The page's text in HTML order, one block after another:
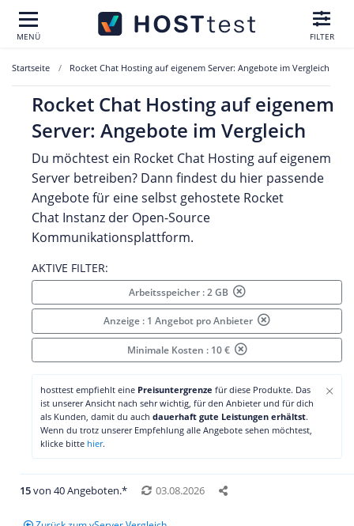
MENÜ FILTER
Startseite Rocket Chat Hosting auf eigenem Server: Angebote im Vergleich
Rocket Chat Hosting auf eigenem
Server: Angebote im Vergleich
Du möchtest ein Rocket Chat Hosting auf eigenem
Server betreiben? Dann findest du hier passende
Angebote für eine selbst gehostete Rocket
Chat Instanz der Open-Source
Kommunikationsplattform.
AKTIVE FILTER:
Arbeitsspeicher : 2 GB
Anzeige : 1 Angebot pro Anbieter
Minimale Kosten : 10 €
×
hosttest empfiehlt eine Preisuntergrenze für diese Produkte. Das
ist unserer Ansicht nach sehr wichtig, für den Anbieter und für dich
als Kunden, damit du auch dauerhaft gute Leistungen erhältst.
Wenn du trotz unserer Empfehlung alle Angebote sehen möchtest,
klicke bitte hier.
15von 40 Angeboten.* 03.08.2026